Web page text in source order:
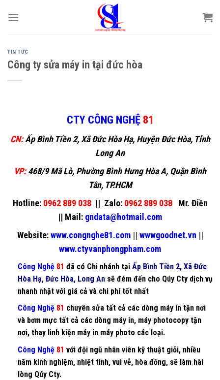
TIN TỨC
Công ty sửa máy in tại đức hòa
CTY CÔNG NGHỆ 81
CN: Ấp Bình Tiền 2, Xã Đức Hòa Hạ, Huyện Đức Hòa, Tỉnh
Long An
VP: 468/9 Mã Lò, Phường Bình Hưng Hòa A, Quận Bình
Tân, TP.HCM
Hotline:0962 889 038 || Zalo:0962 889 038 Mr. Điền
|| Mail: gndata@hotmail.com
Website: www.congnghe81.com|| wwwgoodnet.vn ||
www.ctyvanphongpham.com
Công Nghệ81 đã có Chi nhánh tại Ấp Bình Tiền 2, Xã Đức
Hòa Hạ, Đức Hòa, Long An sẽ đém đến cho Qúy Cty dịch vụ
nhanh nhật với giá cả và chi phí tốt nhất
Công Nghệ 81 chuyên sửa tất cả các dòng máy intận nơi
và bơm mựctất cả các dòng máy in, máy photocopytận
nơi, thay linh kiện máy in máy photo các loại.
Công Nghệ 81 với đội ngũ nhân viên kỹ thuật giỏi, nhiều
năm kinh nghiệm, nhiệt tình, vui vẻ, hòa đồng, sẽ làm hài
lòng Qúy Cty.